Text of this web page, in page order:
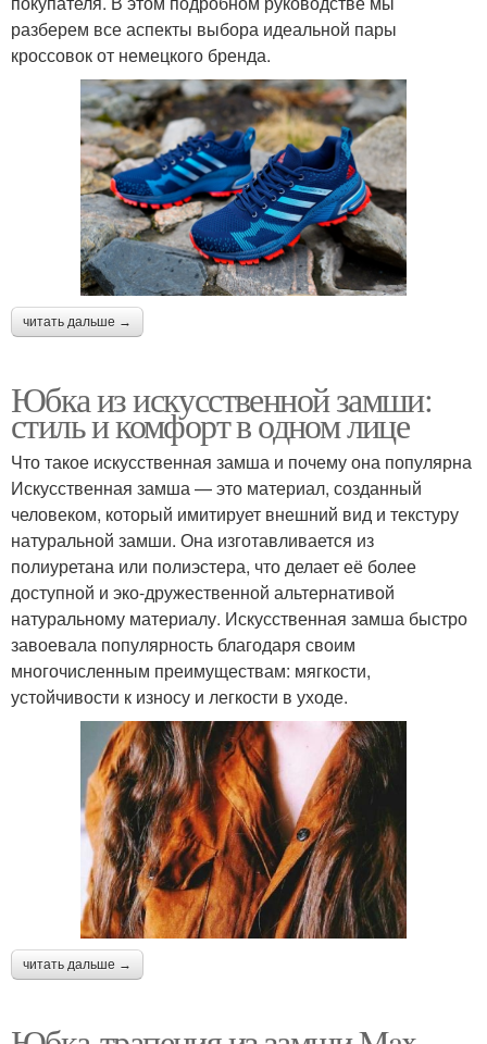
разберем все аспекты выбора идеальной пары
кроссовок от немецкого бренда.
читать дальше →
Юбка из искусственной замши:
стиль и комфорт в одном лице
Что такое искусственная замша и почему она популярна
Искусственная замша — это материал, созданный
человеком, который имитирует внешний вид и текстуру
натуральной замши. Она изготавливается из
полиуретана или полиэстера, что делает её более
доступной и эко-дружественной альтернативой
натуральному материалу. Искусственная замша быстро
завоевала популярность благодаря своим
многочисленным преимуществам: мягкости,
устойчивости к износу и легкости в уходе.
читать дальше →